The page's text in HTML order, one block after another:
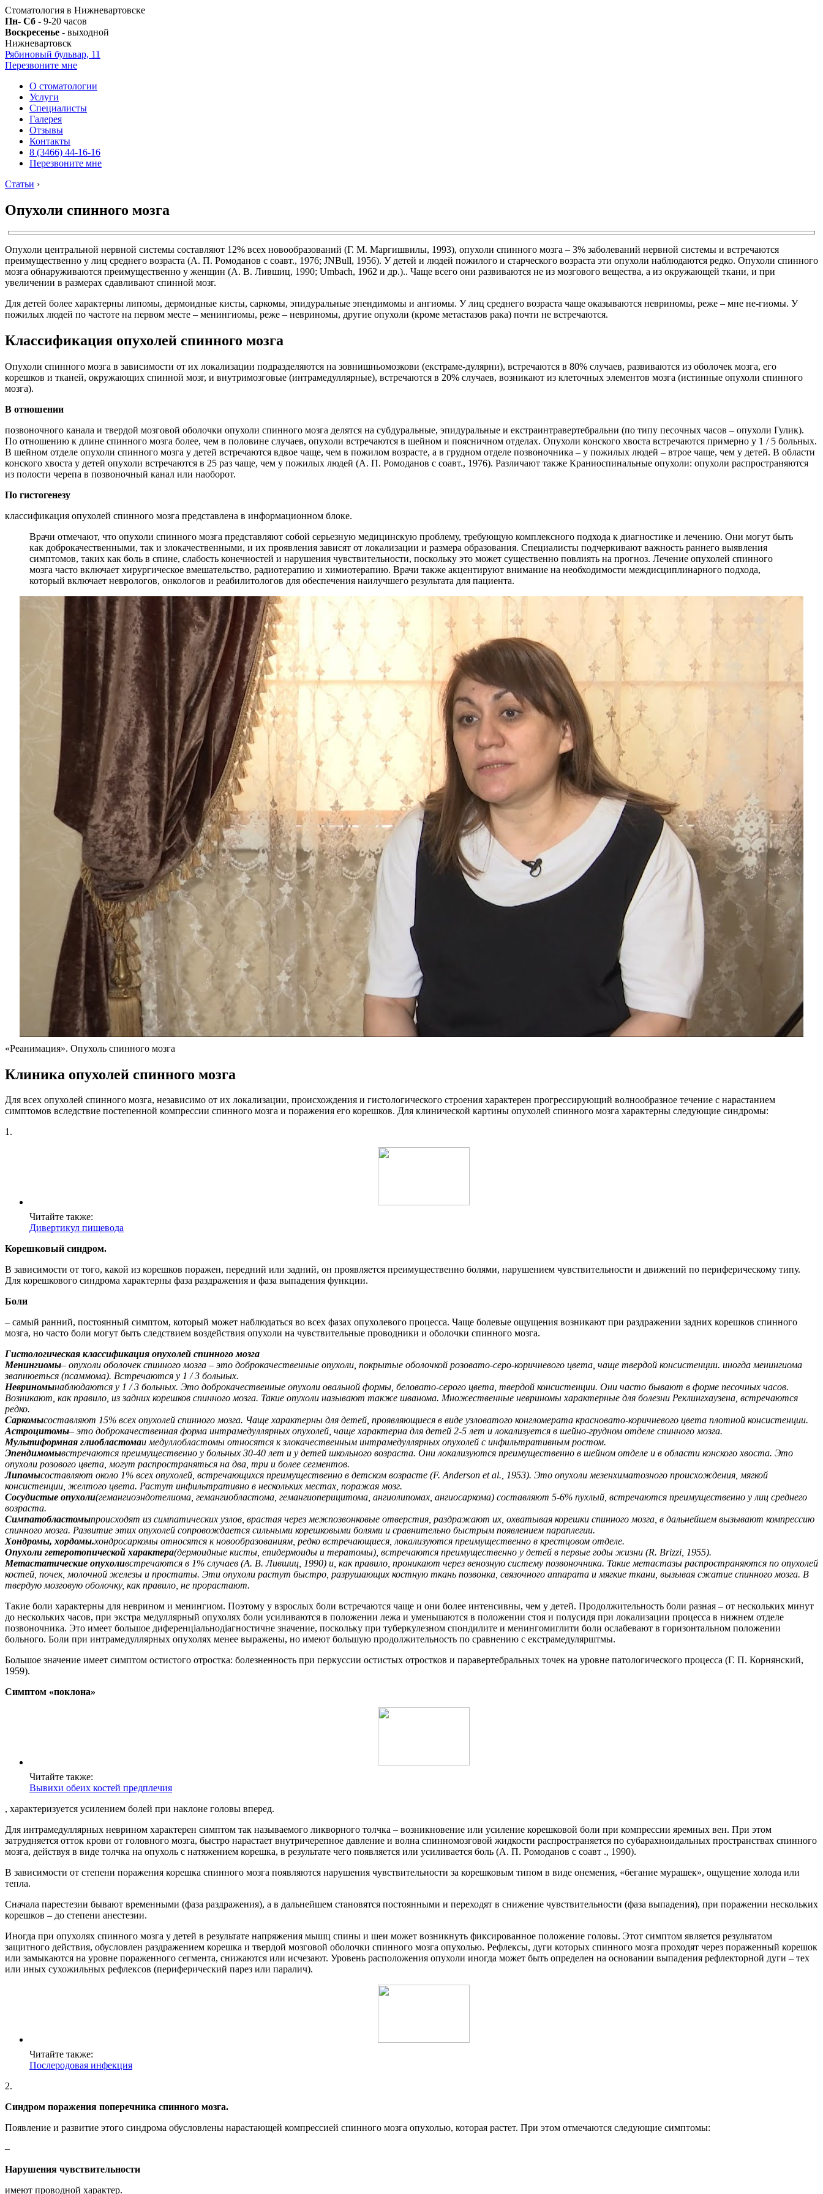
Стоматология в Нижневартовске
Пн- Сб - 9-20 часов
Воскресенье - выходной
Нижневартовск
Рябиновый бульвар, 11
Перезвоните мне
О стоматологии
Услуги
Специалисты
Галерея
Отзывы
Контакты
8 (3466) 44-16-16
Перезвоните мне
Статьи ›
Опухоли спинного мозга
Опухоли центральной нервной системы составляют 12% всех новообразований (Г. М. Маргишвилы, 1993), опухоли спинного мозга – 3% заболеваний нервной системы и встречаются
преимущественно у лиц среднего возраста (А. П. Ромоданов с соавт., 1976; JNBull, 1956). У детей и людей пожилого и старческого возраста эти опухоли наблюдаются редко. Опухоли спинного
мозга обнаруживаются преимущественно у женщин (А. В. Лившиц, 1990; Umbach, 1962 и др.).. Чаще всего они развиваются не из мозгового вещества, а из окружающей ткани, и при
увеличении в размерах сдавливают спинной мозг.
Для детей более характерны липомы, дермоидные кисты, саркомы, эпидуральные эпендимомы и ангиомы. У лиц среднего возраста чаще оказываются невриномы, реже – мне не-гиомы. У
пожилых людей по частоте на первом месте – менингиомы, реже – невриномы, другие опухоли (кроме метастазов рака) почти не встречаются.
Классификация опухолей спинного мозга
Опухоли спинного мозга в зависимости от их локализации подразделяются на зовнишньомозкови (екстраме-дулярни), встречаются в 80% случаев, развиваются из оболочек мозга, его
корешков и тканей, окружающих спинной мозг, и внутримозговые (интрамедуллярные), встречаются в 20% случаев, возникают из клеточных элементов мозга (истинные опухоли спинного
мозга).
В отношении
позвоночного канала и твердой мозговой оболочки опухоли спинного мозга делятся на субдуральные, эпидуральные и екстраинтравертебральни (по типу песочных часов – опухоли Гулик).
По отношению к длине спинного мозга более, чем в половине случаев, опухоли встречаются в шейном и поясничном отделах. Опухоли конского хвоста встречаются примерно у 1 / 5 больных.
В шейном отделе опухоли спинного мозга у детей встречаются вдвое чаще, чем в пожилом возрасте, а в грудном отделе позвоночника – у пожилых людей – втрое чаще, чем у детей. В области
конского хвоста у детей опухоли встречаются в 25 раз чаще, чем у пожилых людей (А. П. Ромоданов с соавт., 1976). Различают также Краниоспинальные опухоли: опухоли распространяются
из полости черепа в позвоночный канал или наоборот.
По гистогенезу
классификация опухолей спинного мозга представлена в информационном блоке.
Врачи отмечают, что опухоли спинного мозга представляют собой серьезную медицинскую проблему, требующую комплексного подхода к диагностике и лечению. Они могут быть
как доброкачественными, так и злокачественными, и их проявления зависят от локализации и размера образования. Специалисты подчеркивают важность раннего выявления
симптомов, таких как боль в спине, слабость конечностей и нарушения чувствительности, поскольку это может существенно повлиять на прогноз. Лечение опухолей спинного
мозга часто включает хирургическое вмешательство, радиотерапию и химиотерапию. Врачи также акцентируют внимание на необходимости междисциплинарного подхода,
который включает неврологов, онкологов и реабилитологов для обеспечения наилучшего результата для пациента.
«Реанимация». Опухоль спинного мозга
Клиника опухолей спинного мозга
Для всех опухолей спинного мозга, независимо от их локализации, происхождения и гистологического строения характерен прогрессирующий волнообразное течение с нарастанием
симптомов вследствие постепенной компрессии спинного мозга и поражения его корешков. Для клинической картины опухолей спинного мозга характерны следующие синдромы:
1.
Читайте также:
Дивертикул пищевода
Корешковый синдром.
В зависимости от того, какой из корешков поражен, передний или задний, он проявляется преимущественно болями, нарушением чувствительности и движений по периферическому типу.
Для корешкового синдрома характерны фаза раздражения и фаза выпадения функции.
Боли
– самый ранний, постоянный симптом, который может наблюдаться во всех фазах опухолевого процесса. Чаще болевые ощущения возникают при раздражении задних корешков спинного
мозга, но часто боли могут быть следствием воздействия опухоли на чувствительные проводники и оболочки спинного мозга.
Гистологическая классификация опухолей спинного мозга
Менингиомы– опухоли оболочек спинного мозга – это доброкачественные опухоли, покрытые оболочкой розовато-серо-коричневого цвета, чаще твердой консистенции. иногда менингиома
звапнюеться (псаммома). Встречаются у 1 / 3 больных.
Невриномынаблюдаются у 1 / 3 больных. Это доброкачественные опухоли овальной формы, беловато-серого цвета, твердой консистенции. Они часто бывают в форме песочных часов.
Возникают, как правило, из задних корешков спинного мозга. Такие опухоли называют также шванома. Множественные невриномы характерные для болезни Реклингхаузена, встречаются
редко.
Саркомысоставляют 15% всех опухолей спинного мозга. Чаще характерны для детей, проявляющиеся в виде узловатого конгломерата красновато-коричневого цвета плотной консистенции.
Астроцитомы– это доброкачественная форма интрамедуллярных опухолей, чаще характерна для детей 2-5 лет и локализуется в шейно-грудном отделе спинного мозга.
Мультиформная глиобластомаи медуллобластомы относятся к злокачественным интрамедуллярных опухолей с инфильтративным ростом.
Эпендимомывстречаются преимущественно у больных 30-40 лет и у детей школьного возраста. Они локализуются преимущественно в шейном отделе и в области конского хвоста. Это
опухоли розового цвета, могут распространяться на два, три и более сегментов.
Липомысоставляют около 1% всех опухолей, встречающихся преимущественно в детском возрасте (F. Anderson et al., 1953). Это опухоли мезенхиматозного происхождения, мягкой
консистенции, желтого цвета. Растут инфильтративно в нескольких местах, поражая мозг.
Сосудистые опухоли(гемангиоэндотелиома, гемангиобластома, гемангиоперицитома, ангиолипомах, ангиосаркома) составляют 5-6% пухлый, встречаются преимущественно у лиц среднего
возраста.
Симпатобластомыпроисходят из симпатических узлов, врастая через межпозвонковые отверстия, раздражают их, охватывая корешки спинного мозга, в дальнейшем вызывают компрессию
спинного мозга. Развитие этих опухолей сопровождается сильными корешковыми болями и сравнительно быстрым появлением параплегии.
Хондромы, хордомы.хондросаркомы относятся к новообразованиям, редко встречающиеся, локализуются преимущественно в крестцовом отделе.
Опухоли гетеротопической характера(дермоидные кисты, епидермоиды и тератомы), встречаются преимущественно у детей в первые годы жизни (R. Brizzi, 1955).
Метастатические опухоливстречаются в 1% случаев (А. В. Лившиц, 1990) и, как правило, проникают через венозную систему позвоночника. Такие метастазы распространяются по опухолей
костей, почек, молочной железы и простаты. Эти опухоли растут быстро, разрушающих костную ткань позвонка, связочного аппарата и мягкие ткани, вызывая сжатие спинного мозга. В
твердую мозговую оболочку, как правило, не прорастают.
Такие боли характерны для неврином и менингиом. Поэтому у взрослых боли встречаются чаще и они более интенсивны, чем у детей. Продолжительность боли разная – от нескольких минут
до нескольких часов, при экстра медуллярный опухолях боли усиливаются в положении лежа и уменьшаются в положении стоя и полусидя при локализации процесса в нижнем отделе
позвоночника. Это имеет большое диференціальнодіагностичне значение, поскольку при туберкулезном спондилите и менингомиглити боли ослабевают в горизонтальном положении
больного. Боли при интрамедуллярных опухолях менее выражены, но имеют большую продолжительность по сравнению с екстрамедулярштмы.
Большое значение имеет симптом остистого отростка: болезненность при перкуссии остистых отростков и паравертебральных точек на уровне патологического процесса (Г. П. Корнянский,
1959).
Симптом «поклона»
Читайте также:
Вывихи обеих костей предплечия
, характеризуется усилением болей при наклоне головы вперед.
Для интрамедуллярных неврином характерен симптом так называемого ликворного толчка – возникновение или усиление корешковой боли при компрессии яремных вен. При этом
затрудняется отток крови от головного мозга, быстро нарастает внутричерепное давление и волна спинномозговой жидкости распространяется по субарахноидальных пространствах спинного
мозга, действуя в виде толчка на опухоль с натяжением корешка, в результате чего появляется или усиливается боль (А. П. Ромоданов с соавт ., 1990).
В зависимости от степени поражения корешка спинного мозга появляются нарушения чувствительности за корешковым типом в виде онемения, «бегание мурашек», ощущение холода или
тепла.
Сначала парестезии бывают временными (фаза раздражения), а в дальнейшем становятся постоянными и переходят в снижение чувствительности (фаза выпадения), при поражении нескольких
корешков – до степени анестезии.
Иногда при опухолях спинного мозга у детей в результате напряжения мышц спины и шеи может возникнуть фиксированное положение головы. Этот симптом является результатом
защитного действия, обусловлен раздражением корешка и твердой мозговой оболочки спинного мозга опухолью. Рефлексы, дуги которых спинного мозга проходят через пораженный корешок
или замыкаются на уровне пораженного сегмента, снижаются или исчезают. Уровень расположения опухоли иногда может быть определен на основании выпадения рефлекторной дуги – тех
или иных сухожильных рефлексов (периферический парез или паралич).
Читайте также:
Послеродовая инфекция
2.
Синдром поражения поперечника спинного мозга.
Появление и развитие этого синдрома обусловлены нарастающей компрессией спинного мозга опухолью, которая растет. При этом отмечаются следующие симптомы:
–
Нарушения чувствительности
имеют проводной характер.